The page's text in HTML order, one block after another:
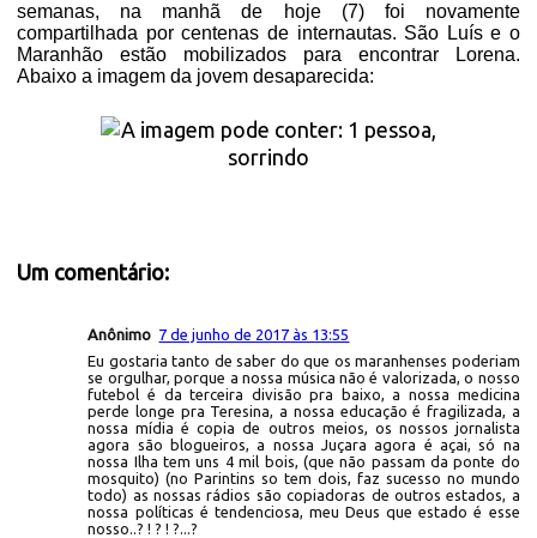
semanas, na manhã de hoje (7) foi novamente
compartilhada por centenas de internautas. São Luís e o
Maranhão estão mobilizados para encontrar Lorena.
Abaixo a imagem da jovem desaparecida:
Um comentário:
Anônimo 7 de junho de 2017 às 13:55
Eu gostaria tanto de saber do que os maranhenses poderiam
se orgulhar, porque a nossa música não é valorizada, o nosso
futebol é da terceira divisão pra baixo, a nossa medicina
perde longe pra Teresina, a nossa educação é fragilizada, a
nossa mídia é copia de outros meios, os nossos jornalista
agora são blogueiros, a nossa Juçara agora é açai, só na
nossa Ilha tem uns 4 mil bois, (que não passam da ponte do
mosquito) (no Parintins so tem dois, faz sucesso no mundo
todo) as nossas rádios são copiadoras de outros estados, a
nossa políticas é tendenciosa, meu Deus que estado é esse
nosso..? ! ? ! ?...?